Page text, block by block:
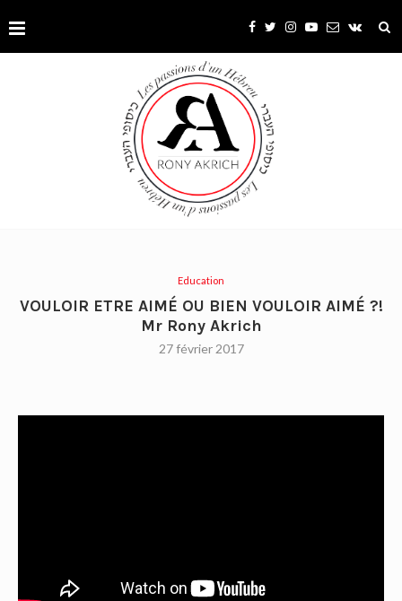
Education
VOULOIR ETRE AIMÉ OU BIEN VOULOIR AIMÉ ?!
Mr Rony Akrich
27 février 2017